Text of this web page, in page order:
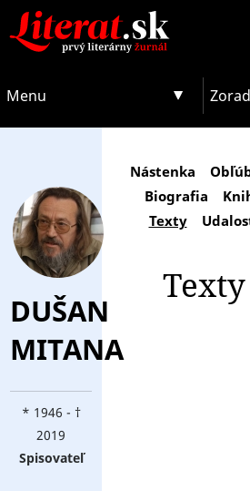
Menu
DUŠAN
MITANA
* 1946 - †
2019
Spisovateľ
Nástenka
Biografia
Texty
Texty